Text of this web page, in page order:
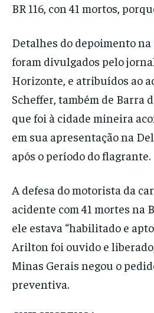
BR 116, con 41 mortos,
Detalhes do depoimento
foram divulgados pelo
Horizonte, e atribuídos ao
Scheffer, também de Barra
que foi à cidade mineira
em sua apresentação na
após o período do flagrante.
A defesa do motorista da
acidente com 41 mortes na
ele estava “habilitado e
Arilton foi ouvido e
Minas Gerais negou o
preventiva.